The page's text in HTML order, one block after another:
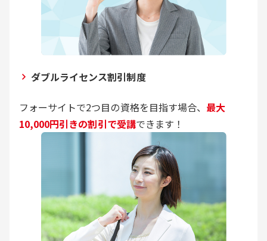
ダブルライセンス割引制度
フォーサイトで2つ目の資格を目指す場合、 最大
10,000円引きの割引で受講できます！